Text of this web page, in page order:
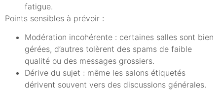
fatigue.
Points sensibles à prévoir :
Modération incohérente : certaines salles sont bien
gérées, d’autres tolèrent des spams de faible
qualité ou des messages grossiers.
Dérive du sujet : même les salons étiquetés
dérivent souvent vers des discussions générales.